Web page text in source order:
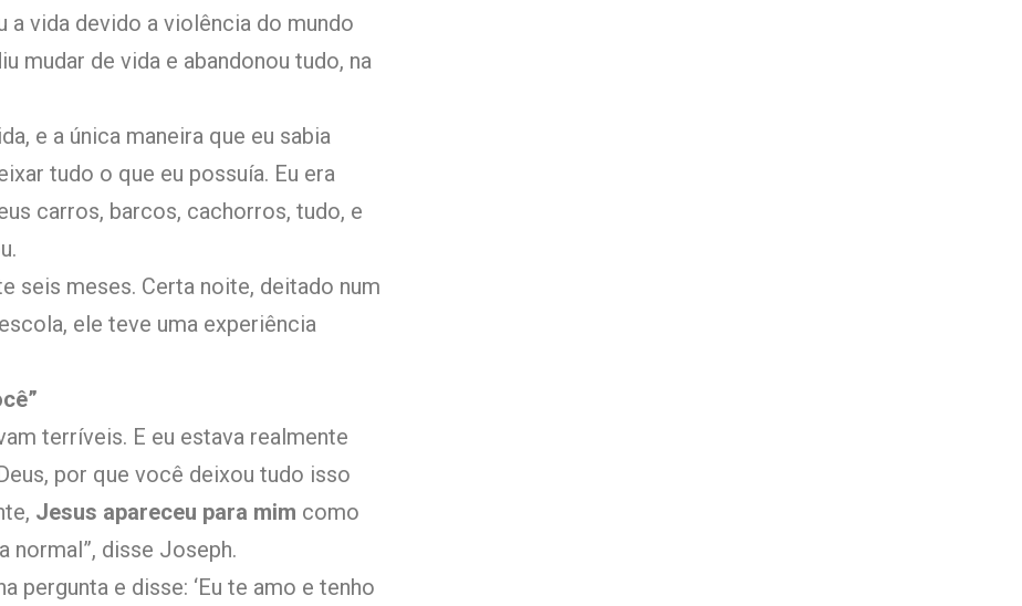
a vida devido a violência do mundo
mudar de vida e abandonou tudo, na
e a única maneira que eu sabia
tudo o que eu possuía. Eu era
carros, barcos, cachorros, tudo, e
seis meses. Certa noite, deitado num
ele teve uma experiência
terríveis. E eu estava realmente
por que você deixou tudo isso
Jesus apareceu para mim como
normal”, disse Joseph.
pergunta e disse: ‘Eu te amo e tenho